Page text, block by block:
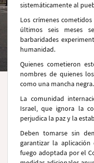
sistemáticamente al
Los crímenes
últimos seis meses
barbaridades
humanidad.
Quienes cometieron
nombres de quienes
como una mancha negra.
La comunidad
Israel, que ignora la
perjudica la paz y la
Deben tomarse sin
garantizar la
fuego adoptada por el